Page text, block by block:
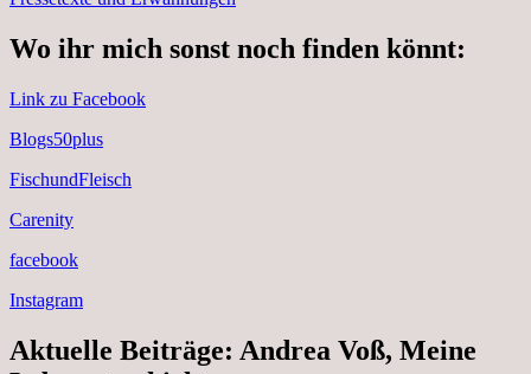
Wo ihr mich sonst noch finden könnt:
Link zu Facebook
Blogs50plus
FischundFleisch
Carenity
facebook
Instagram
Aktuelle Beiträge: Andrea Voß, Meine